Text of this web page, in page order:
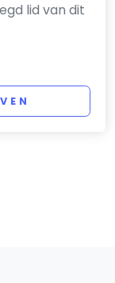
lid van dit